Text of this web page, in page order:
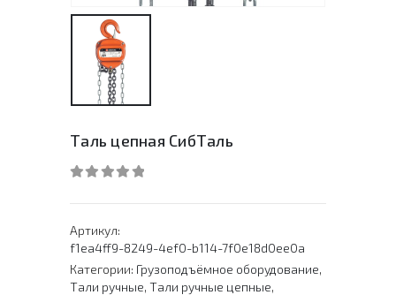
Таль цепная СибТаль
Артикул:
f1ea4ff9-8249-4ef0-b114-7f0e18d0ee0a
Категории: Грузоподъёмное оборудование,
Тали ручные, Тали ручные цепные,